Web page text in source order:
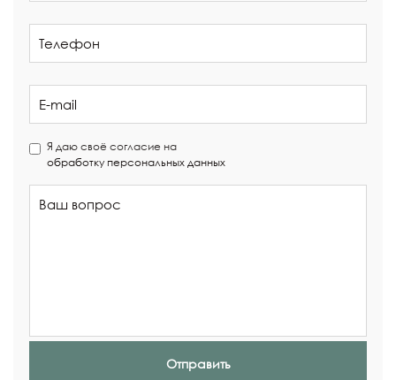
Я даю своё согласие на
обработку персональных данных
Отправить